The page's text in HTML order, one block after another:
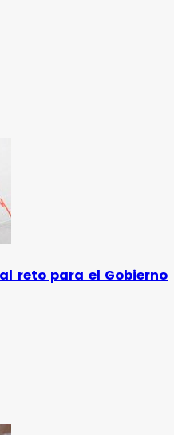
reto para el Gobierno